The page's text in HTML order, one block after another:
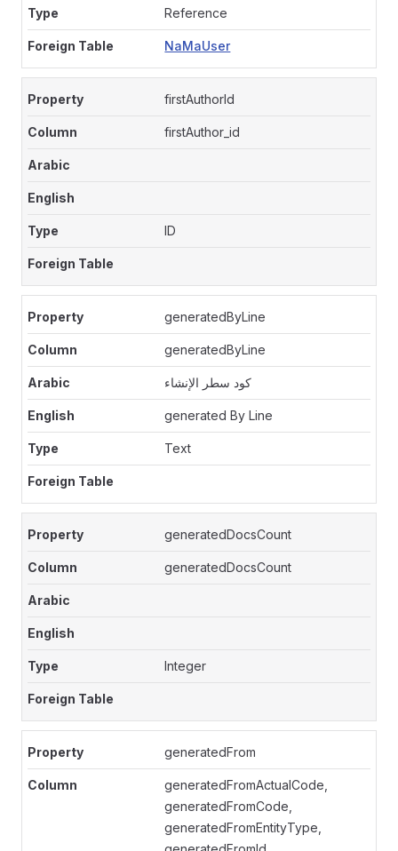
Reference
NaMaUser
firstAuthorId
firstAuthor_id
ID
generatedByLine
generatedByLine
كود سطر الإنشاء
generated By Line
Text
generatedDocsCount
generatedDocsCount
Integer
generatedFrom
generatedFromActualCode,
generatedFromCode,
generatedFromEntityType,